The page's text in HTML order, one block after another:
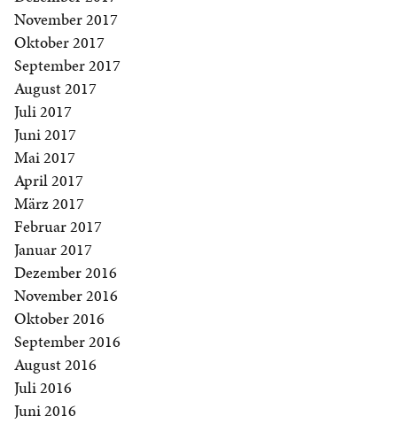
November 2017
Oktober 2017
September 2017
August 2017
Juli 2017
Juni 2017
Mai 2017
April 2017
März 2017
Februar 2017
Januar 2017
Dezember 2016
November 2016
Oktober 2016
September 2016
August 2016
Juli 2016
Juni 2016